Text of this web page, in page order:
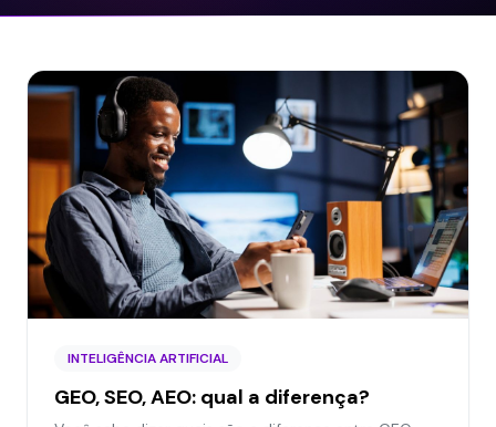
INTELIGÊNCIA ARTIFICIAL
GEO, SEO, AEO: qual a diferença?